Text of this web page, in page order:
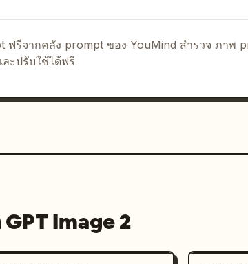
"
รถกระบะไฟฟ้า Tesla Cybertruck
ฟรีจากคลัง prompt ของ YouMind สำรวจ ภาพ
ะปรับใช้ได้ฟรี
GPT Image 2